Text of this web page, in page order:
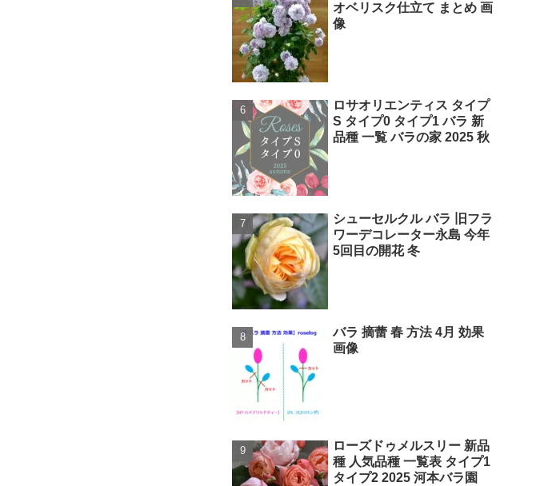
オベリスク仕立て まとめ 画
像
ロサオリエンティス タイプ
S タイプ0 タイプ1 バラ 新
品種 一覧 バラの家 2025 秋
シューセルクル バラ 旧フラ
ワーデコレーター永島 今年
5回目の開花 冬
バラ 摘蕾 春 方法 4月 効果
画像
ローズドゥメルスリー 新品
種 人気品種 一覧表 タイプ1
タイプ2 2025 河本バラ園